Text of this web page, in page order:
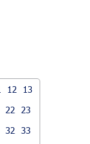
12
13
22
23
32
33